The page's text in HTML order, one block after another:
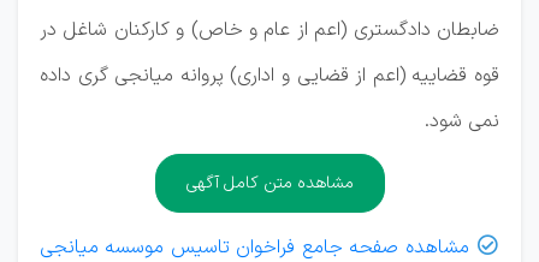
ضابطان دادگستری (اعم از عام و خاص) و کارکنان شاغل در
قوه قضاییه (اعم از قضایی و اداری) پروانه میانجی گری داده
نمی شود.
مشاهده متن کامل آگهی
 مشاهده صفحه جامع فراخوان تاسیس موسسه میانجی